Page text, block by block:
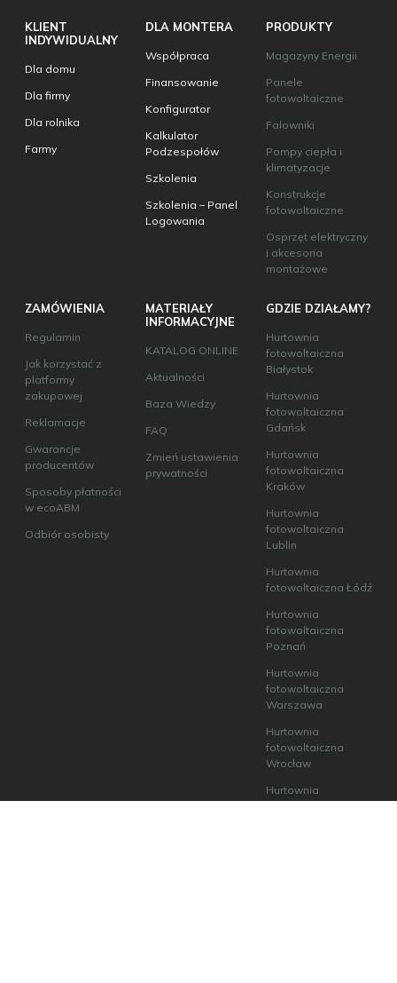
KLIENT
INDYWIDUALNY
Dla domu
Dla firmy
Dla rolnika
Farmy
DLA MONTERA
Współpraca
Finansowanie
Konfigurator
Kalkulator
Podzespołów
Szkolenia
Szkolenia – Panel
Logowania
PRODUKTY
Magazyny Energii
Panele
fotowoltaiczne
Falowniki
Pompy ciepła i
klimatyzacje
Konstrukcje
fotowoltaiczne
Osprzęt elektryczny
i akcesoria
montażowe
ZAMÓWIENIA
Regulamin
Jak korzystać z
platformy
zakupowej
Reklamacje
Gwarancje
producentów
Sposoby płatności
w ecoABM
Odbiór osobisty
MATERIAŁY
INFORMACYJNE
KATALOG ONLINE
Aktualności
Baza Wiedzy
FAQ
Zmień ustawienia
prywatności
GDZIE DZIAŁAMY?
Hurtownia
fotowoltaiczna
Białystok
Hurtownia
fotowoltaiczna
Gdańsk
Hurtownia
fotowoltaiczna
Kraków
Hurtownia
fotowoltaiczna
Lublin
Hurtownia
fotowoltaiczna Łódź
Hurtownia
fotowoltaiczna
Poznań
Hurtownia
fotowoltaiczna
Warszawa
Hurtownia
fotowoltaiczna
Wrocław
Hurtownia
fotowoltaiczna